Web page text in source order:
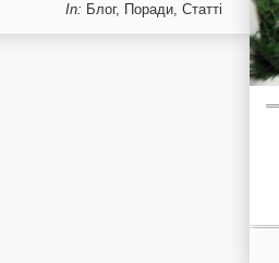
In: Блог, Поради, Статті